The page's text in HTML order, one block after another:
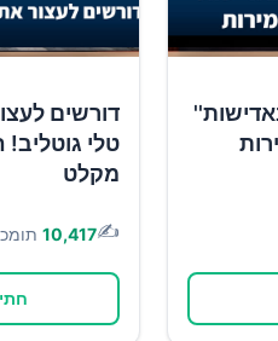
דורשים
טלי גוטליב!
מקלט
✍️
10,417